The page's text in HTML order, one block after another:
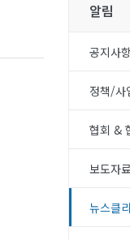
알림
공지사항
정책/사
협회 &
보도자료
뉴스클